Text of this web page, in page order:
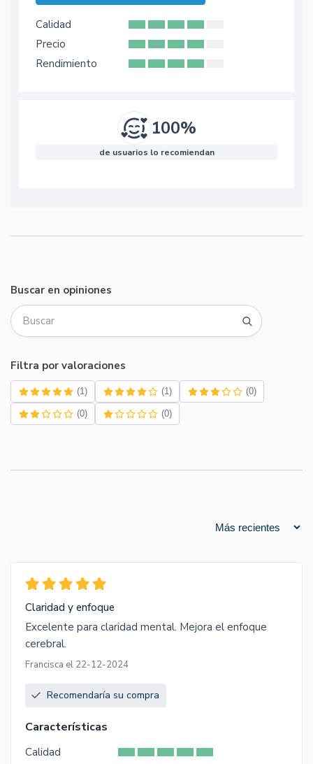
Calidad
Precio
Rendimiento
100%
de usuarios lo recomiendan
Buscar en opiniones
Filtra por valoraciones
(1) (1) (0)
(0) (0)
Claridad y enfoque
Excelente para claridad mental. Mejora el enfoque
cerebral.
Francisca el 22-12-2024
Recomendaría su compra
Características
Calidad